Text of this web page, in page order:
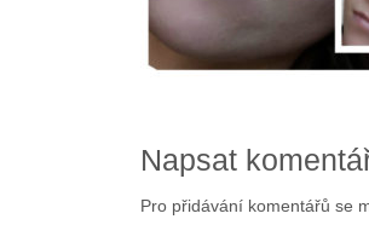
Napsat
Pro přidávání komentářů se